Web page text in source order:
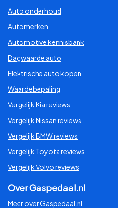
Auto onderhoud
Automerken
Automotive kennisbank
Dagwaarde auto
Elektrische auto kopen
Waardebepaling
Vergelijk Kia reviews
Vergelijk Nissan reviews
Vergelijk BMW reviews
Vergelijk Toyota reviews
Vergelijk Volvo reviews
Over Gaspedaal.nl
Meer over Gaspedaal.nl